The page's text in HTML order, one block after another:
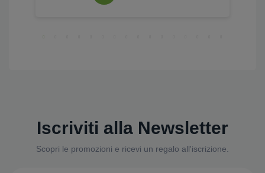
Iscriviti alla Newsletter
Scopri le promozioni e ricevi un regalo all'iscrizione.